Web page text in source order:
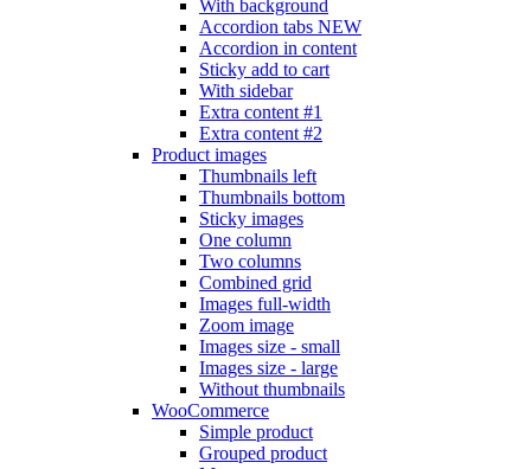
With background
Accordion tabs NEW
Accordion in content
Sticky add to cart
With sidebar
Extra content #1
Extra content #2
Product images
Thumbnails left
Thumbnails bottom
Sticky images
One column
Two columns
Combined grid
Images full-width
Zoom image
Images size - small
Images size - large
Without thumbnails
WooCommerce
Simple product
Grouped product